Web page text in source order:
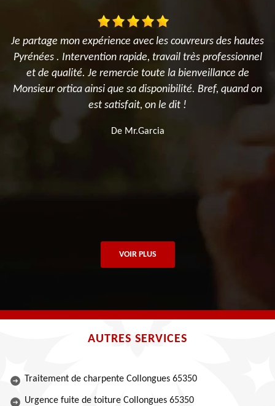
Je partage mon expérience avec les couvreurs des hautes
Pyrénées . Intervention rapide, travail très professionnel
et de qualité. Je remercie toute la bienveillance de
Monsieur ortica ainsi que sa disponibilité. Bref, quand on
est satisfait, on le dit !
De Mr.Garcia
VOIR PLUS
AUTRES SERVICES
Traitement de charpente Collongues 65350
Urgence fuite de toiture Collongues 65350